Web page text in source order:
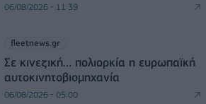
06/08/2026 - 11:39
fleetnews.gr
Σε κινεζική… πολιορκία η ευρωπαϊκή
αυτοκινητοβιομηχανία
06/08/2026 - 05:00